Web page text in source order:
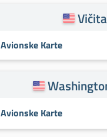
Vičita
Avionske Karte
Avionske Karte